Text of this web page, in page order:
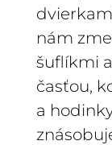
nám
šuflíkmi
časťou,
a